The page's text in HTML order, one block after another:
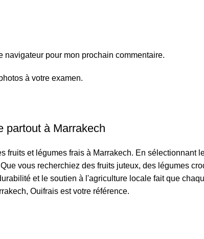
navigateur pour mon prochain commentaire.
à votre examen.
partout à Marrakech
fruits et légumes frais à Marrakech. En
vous recherchiez des fruits juteux, des légumes
et le soutien à l'agriculture locale fait que
Ouifrais est votre référence.